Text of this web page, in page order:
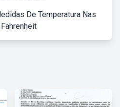
De Temperatura Nas